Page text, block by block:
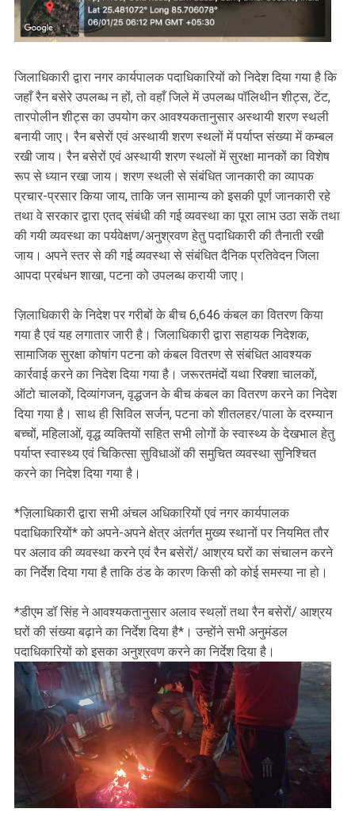
जिलाधिकारी द्वारा नगर कार्यपालक पदाधिकारियों को निदेश दिया गया है कि
जहाँ रैन बसेरे उपलब्ध न हों, तो वहाँ जिले में उपलब्ध पॉलिथीन शीट्स, टेंट,
तारपोलीन शीट्स का उपयोग कर आवश्यकतानुसार अस्थायी शरण स्थली
बनायी जाए। रैन बसेरों एवं अस्थायी शरण स्थलों में पर्याप्त संख्या में कम्बल
रखी जाय। रैन बसेरों एवं अस्थायी शरण स्थलों में सुरक्षा मानकों का विशेष
रूप से ध्यान रखा जाय। शरण स्थली से संबंधित जानकारी का व्यापक
प्रचार-प्रसार किया जाय, ताकि जन सामान्य को इसकी पूर्ण जानकारी रहे
तथा वे सरकार द्वारा एतद् संबंधी की गई व्यवस्था का पूरा लाभ उठा सकें तथा
की गयी व्यवस्था का पर्यवेक्षण/अनुश्रवण हेतु पदाधिकारी की तैनाती रखी
जाय। अपने स्तर से की गई व्यवस्था से संबंधित दैनिक प्रतिवेदन जिला
आपदा प्रबंधन शाखा, पटना को उपलब्ध करायी जाए।
ज़िलाधिकारी के निदेश पर गरीबों के बीच 6,646 कंबल का वितरण किया
गया है एवं यह लगातार जारी है। जिलाधिकारी द्वारा सहायक निदेशक,
सामाजिक सुरक्षा कोषांग पटना को कंबल वितरण से संबंधित आवश्यक
कार्रवाई करने का निदेश दिया गया है। जरूरतमंदों यथा रिक्शा चालकों,
ऑटो चालकों, दिव्यांगजन, वृद्धजन के बीच कंबल का वितरण करने का निदेश
दिया गया है। साथ ही सिविल सर्जन, पटना को शीतलहर/पाला के दरम्यान
बच्चों, महिलाओं, वृद्ध व्यक्तियों सहित सभी लोगों के स्वास्थ्य के देखभाल हेतु
पर्याप्त स्वास्थ्य एवं चिकित्सा सुविधाओं की समुचित व्यवस्था सुनिश्चित
करने का निदेश दिया गया है।
*ज़िलाधिकारी द्वारा सभी अंचल अधिकारियों एवं नगर कार्यपालक
पदाधिकारियों* को अपने-अपने क्षेत्र अंतर्गत मुख्य स्थानों पर नियमित तौर
पर अलाव की व्यवस्था करने एवं रैन बसेरों/ आश्रय घरों का संचालन करने
का निर्देश दिया गया है ताकि ठंड के कारण किसी को कोई समस्या ना हो।
*डीएम डॉ सिंह ने आवश्यकतानुसार अलाव स्थलों तथा रैन बसेरों/ आश्रय
घरों की संख्या बढ़ाने का निर्देश दिया है*। उन्होंने सभी अनुमंडल
पदाधिकारियों को इसका अनुश्रवण करने का निर्देश दिया है।